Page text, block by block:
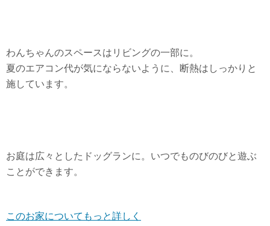
わんちゃんのスペースはリビングの一部に。
夏のエアコン代が気にならないように、断熱はしっかりと
施しています。
お庭は広々としたドッグランに。いつでものびのびと遊ぶ
ことができます。
このお家についてもっと詳しく